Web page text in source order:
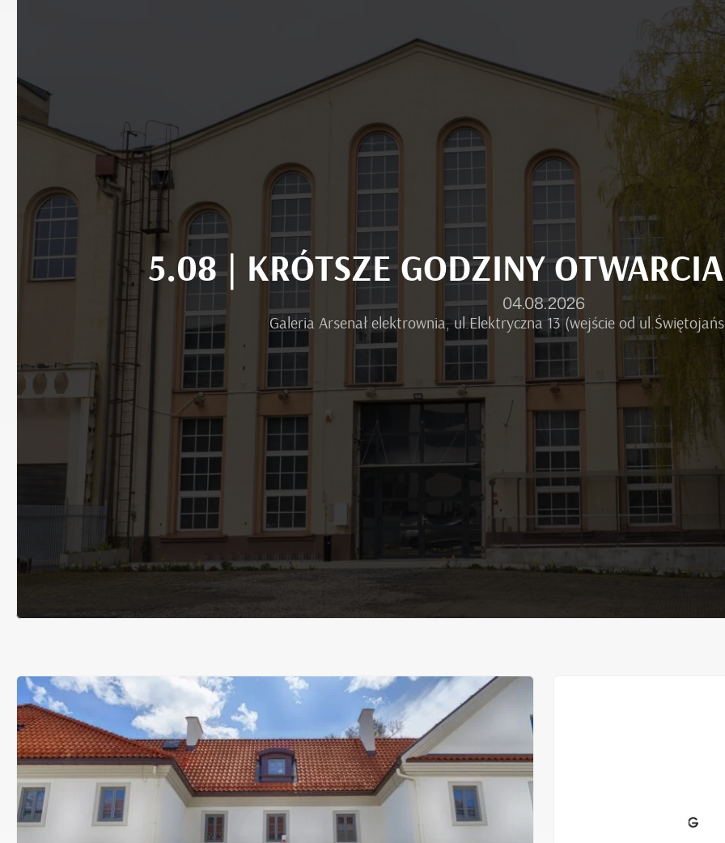
5.08 | KRÓTSZE GODZINY
04.08.2026
Galeria Arsenał elektrownia, ul.Elektryczna 13 (wejście od